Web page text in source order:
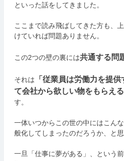
といった話をしてきました。
ここまで読み飛ばしてきた方も、
けていれば問題ありません。
この2つの壁の裏には共通する問
それは 「従業員は労働力を提
て会社から欲しい物をもらえ
す。
一体いつからこの世の中にはこん
般化してしまったのだろうか、と
一旦「仕事に夢がある」、という